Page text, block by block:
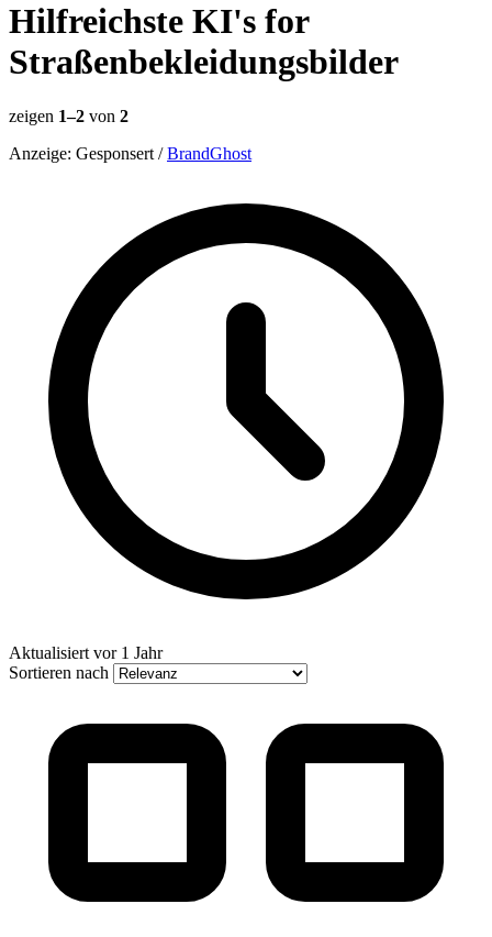
Hilfreichste KI's for
Straßenbekleidungsbilder
zeigen 1–2 von 2
Anzeige: Gesponsert / BrandGhost
Aktualisiert vor 1 Jahr
Sortieren nach